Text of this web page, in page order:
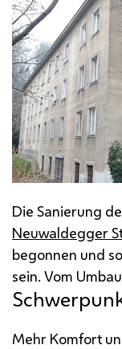
Die Sanierung
Neuwaldegger
begonnen und
sein. Vom
Mehr Komfort